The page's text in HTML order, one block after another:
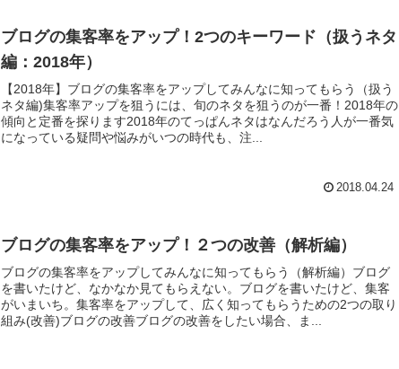
ブログの集客率をアップ！2つのキーワード（扱うネタ
編：2018年）
【2018年】ブログの集客率をアップしてみんなに知ってもらう（扱う
ネタ編)集客率アップを狙うには、旬のネタを狙うのが一番！2018年の
傾向と定番を探ります2018年のてっぱんネタはなんだろう人が一番気
になっている疑問や悩みがいつの時代も、注...
2018.04.24
ブログの集客率をアップ！２つの改善（解析編）
ブログの集客率をアップしてみんなに知ってもらう（解析編）ブログ
を書いたけど、なかなか見てもらえない。ブログを書いたけど、集客
がいまいち。集客率をアップして、広く知ってもらうための2つの取り
組み(改善)ブログの改善ブログの改善をしたい場合、ま...